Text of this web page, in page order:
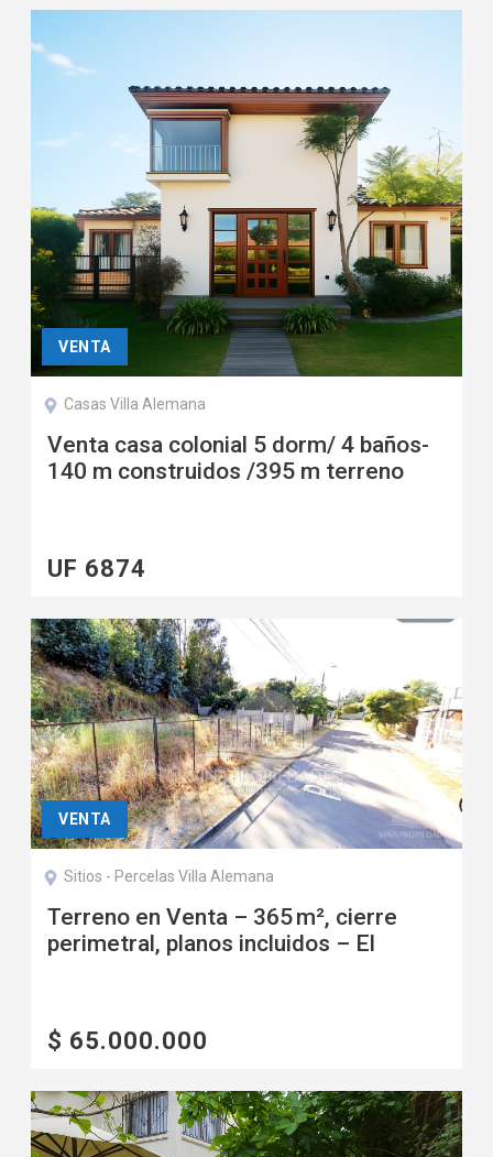
VENTA
Casas Villa Alemana
Venta casa colonial 5 dorm/ 4 baños-
140 m construidos /395 m terreno
UF 6874
VENTA
Sitios - Percelas Villa Alemana
Terreno en Venta – 365 m², cierre
perimetral, planos incluidos – El
$ 65.000.000